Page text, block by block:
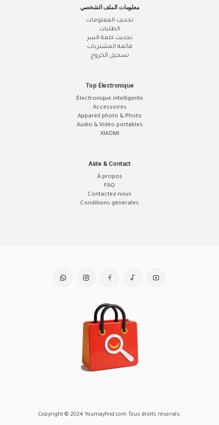
معلومات الملف الشخصي
تحديث المعلومات
الطلبات
تحديث كلمة السر
قائمة المشتريات
تسجيل الخروج
Top Électronique
Électronique intelligente
Accessoires
Appareil photo & Photo
Audio & Vidéo portables
XIAOMI
Aide & Contact
À propos
FAQ
Contactez-nous
Conditions générales
Copyright © 2024 Youmayfind.com Tous droits réservés.